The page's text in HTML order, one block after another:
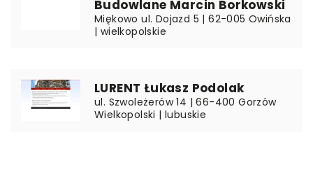
Budowlane Marcin Borkowski
Miękowo ul. Dojazd 5 | 62-005 Owińska
| wielkopolskie
LURENT Łukasz Podolak
ul. Szwoleżerów 14 | 66-400 Gorzów
Wielkopolski | lubuskie